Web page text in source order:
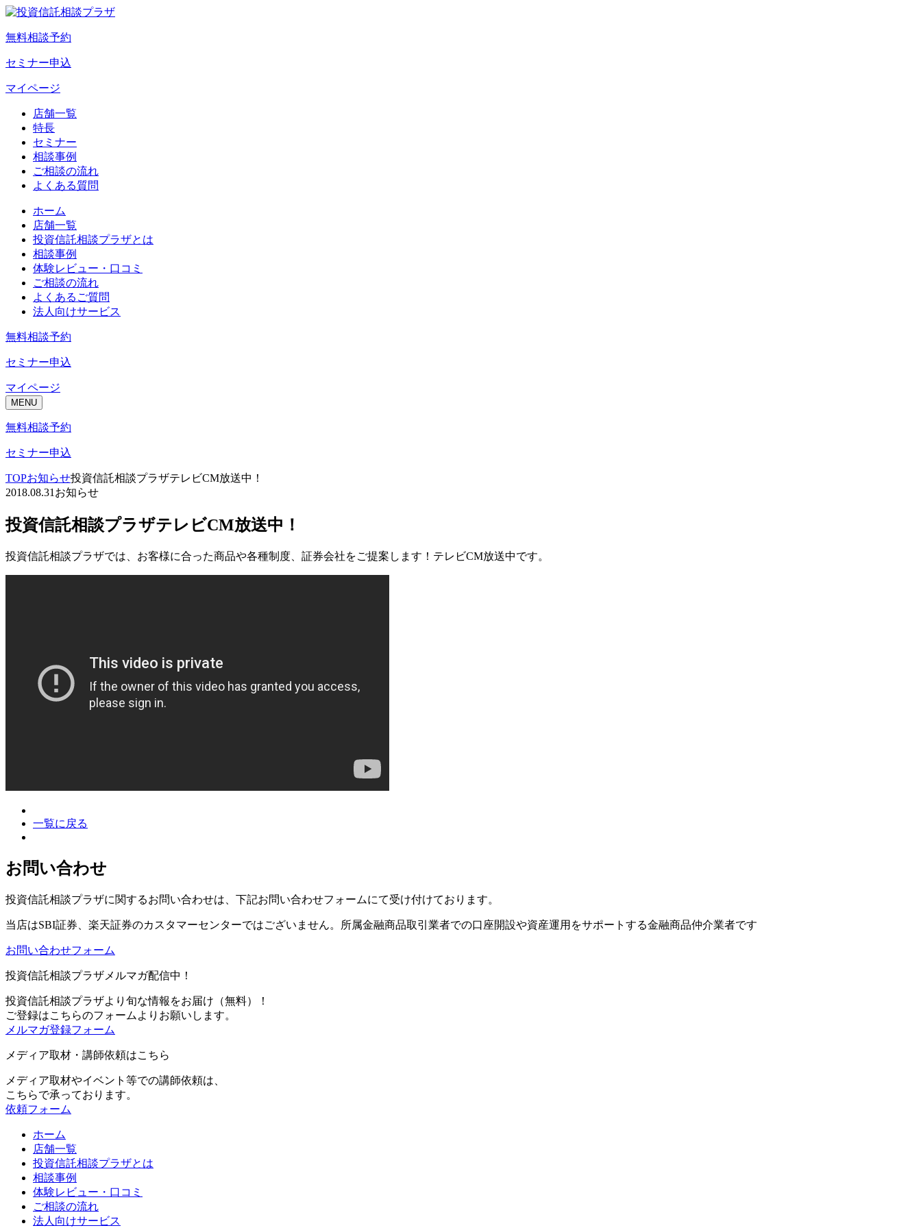
無料相談予約
セミナー申込
マイページ
店舗一覧
特長
セミナー
相談事例
ご相談の流れ
よくある質問
ホーム
店舗一覧
投資信託相談プラザとは
相談事例
体験レビュー・口コミ
ご相談の流れ
よくあるご質問
法人向けサービス
無料相談予約
セミナー申込
マイページ
MENU
無料相談予約
セミナー申込
TOPお知らせ投資信託相談プラザテレビCM放送中！
2018.08.31 お知らせ
投資信託相談プラザテレビCM放送中！
投資信託相談プラザでは、お客様に合った商品や各種制度、証券会社をご提案します！テレビCM放送中です。
一覧に戻る
お問い合わせ
投資信託相談プラザに関するお問い合わせは、下記お問い合わせフォームにて受け付けております。
当店はSBI証券、楽天証券のカスタマーセンターではございません。 所属金融商品取引業者での口座開設や資産運用をサポートする金融商品仲介業者です
お問い合わせフォーム
投資信託相談プラザメルマガ配信中！
投資信託相談プラザより旬な情報をお届け（無料）！
ご登録はこちらのフォームよりお願いします。
メルマガ登録フォーム
メディア取材・講師依頼はこちら
メディア取材やイベント等での講師依頼は、
こちらで承っております。
依頼フォーム
ホーム
店舗一覧
投資信託相談プラザとは
相談事例
体験レビュー・口コミ
ご相談の流れ
法人向けサービス